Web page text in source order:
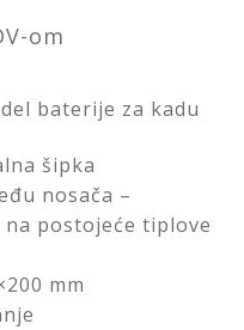
om
baterije za kadu
šipka
nosača –
postojeće tiplove
mm